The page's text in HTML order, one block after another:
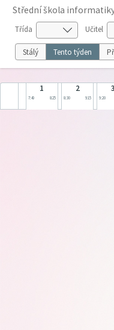
Střední škola informatiky
Třída Učitel
Stálý Tento týden
1
7:40 8:25
2
8:30 9:15
3
9:20